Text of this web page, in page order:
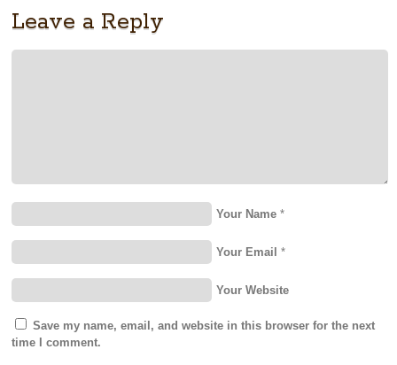
Leave a Reply
Your Name *
Your Email *
Your Website
Save my name, email, and website in this browser for the next
time I comment.